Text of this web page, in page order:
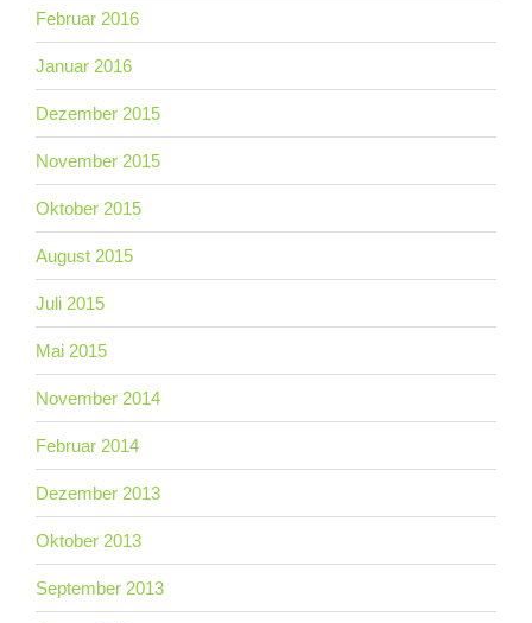
Februar 2016
Januar 2016
Dezember 2015
November 2015
Oktober 2015
August 2015
Juli 2015
Mai 2015
November 2014
Februar 2014
Dezember 2013
Oktober 2013
September 2013